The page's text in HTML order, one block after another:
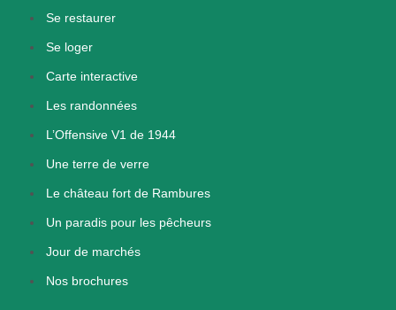
Se restaurer
Se loger
Carte interactive
Les randonnées
L’Offensive V1 de 1944
Une terre de verre
Le château fort de Rambures
Un paradis pour les pêcheurs
Jour de marchés
Nos brochures